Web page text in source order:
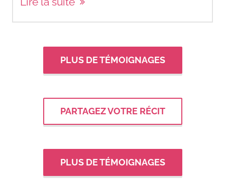
PLUS DE TÉMOIGNAGES
PARTAGEZ VOTRE RÉCIT
PLUS DE TÉMOIGNAGES